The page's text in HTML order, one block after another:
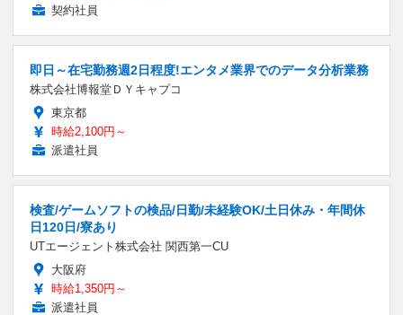
契約社員
即日～在宅勤務週2日程度!エンタメ業界でのデータ分析業務
株式会社博報堂ＤＹキャプコ
東京都
時給2,100円～
派遣社員
検査/ゲームソフトの検品/日勤/未経験OK/土日休み・年間休
日120日/寮あり
UTエージェント株式会社 関西第一CU
大阪府
時給1,350円～
派遣社員